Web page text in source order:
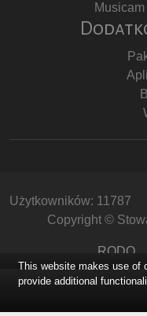
Użytkowników: 11787
Copyright ©
RODO
This website makes use of
provide additional